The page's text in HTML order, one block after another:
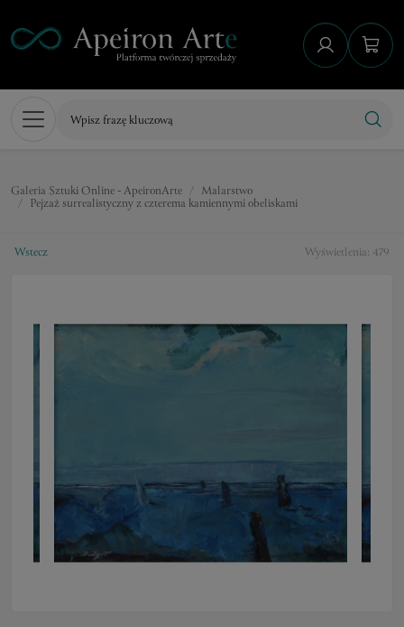
Galeria Sztuki Online - ApeironArte Malarstwo
Pejzaż surrealistyczny z czterema kamiennymi obeliskami
Wyświetlenia: 479
Wstecz